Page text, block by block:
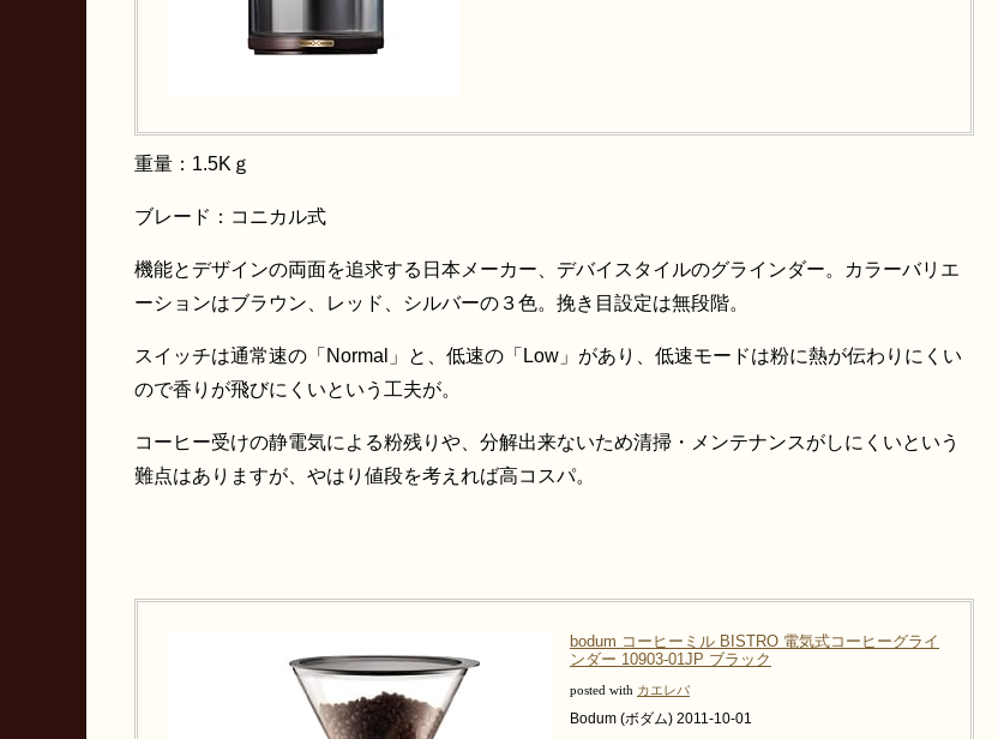
重量：1.5Kｇ
ブレード：コニカル式
機能とデザインの両面を追求する日本メーカー、デバイスタイルのグラインダー。カラーバリエ
ーションはブラウン、レッド、シルバーの３色。挽き目設定は無段階。
スイッチは通常速の「Normal」と、低速の「Low」があり、低速モードは粉に熱が伝わりにくい
ので香りが飛びにくいという工夫が。
コーヒー受けの静電気による粉残りや、分解出来ないため清掃・メンテナンスがしにくいという
難点はありますが、やはり値段を考えれば高コスパ。
bodum コーヒーミル BISTRO 電気式コーヒーグライ
ンダー 10903-01JP ブラック
posted with カエレバ
Bodum (ボダム) 2011-10-01